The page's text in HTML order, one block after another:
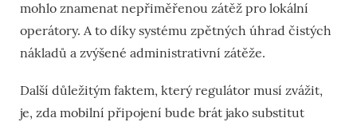
mohlo znamenat nepřiměřenou zátěž pro lokální
operátory. A to díky systému zpětných úhrad čistých
nákladů a zvýšené administrativní zátěže.
Další důležitým faktem, který regulátor musí zvážit,
je, zda mobilní připojení bude brát jako substitut